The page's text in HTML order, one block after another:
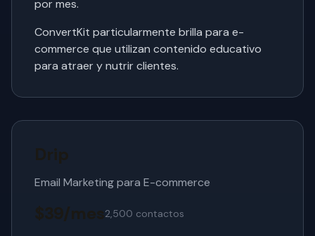
por mes.
ConvertKit particularmente brilla para e-
commerce que utilizan contenido educativo
para atraer y nutrir clientes.
Drip
Email Marketing para E-commerce
$39/mes2,500 contactos